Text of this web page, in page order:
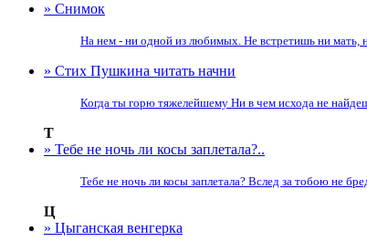
» Снимок
На нем - ни одной из любимых. Не встретишь ни
» Стих Пушкина читать начни
Когда ты горю тяжелейшему Ни в чем исхода не
Т
» Тебе не ночь ли косы заплетала?..
Тебе не ночь ли косы заплетала? Вслед за тобою не
Ц
» Цыганская венгерка